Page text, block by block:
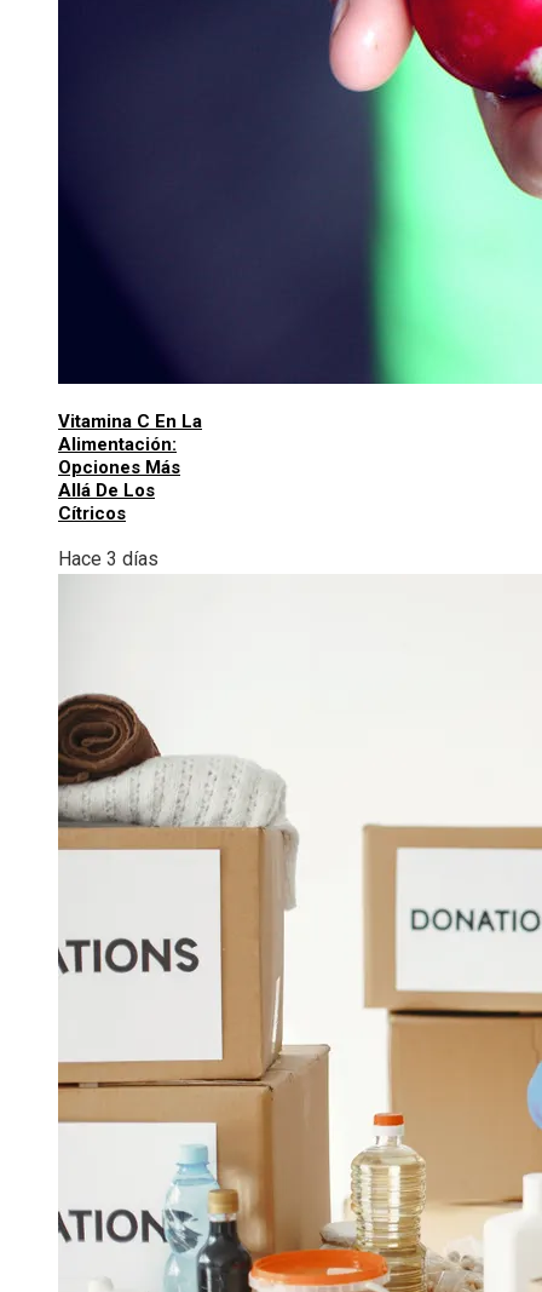
Vitamina C En La
Alimentación:
Opciones Más
Allá De Los
Cítricos
Hace 3 días